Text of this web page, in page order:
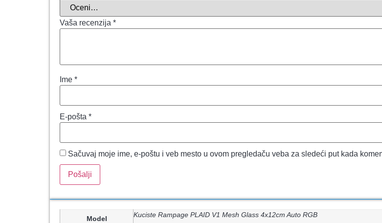
Vaša recenzija *
Ime *
E-pošta *
Sačuvaj moje ime, e-poštu i veb mesto u ovom pregledaču veba za sledeći put kada
Model Kuciste Rampage PLAID V1 Mesh Glass 4x12cm Auto RGB